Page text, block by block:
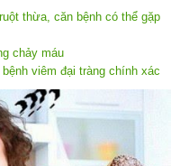
thừa, căn bệnh có thể gặp
chảy máu
viêm đại tràng chính xác